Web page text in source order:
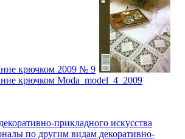
крючком 2009 № 9
крючком Moda_model_4_2009
прикладного искусства
по другим видам декоративно-